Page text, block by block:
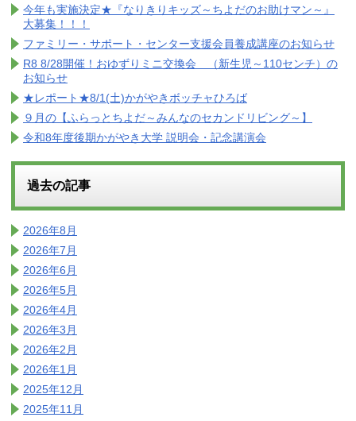
今年も実施決定★『なりきりキッズ～ちよだのお助けマン～』
大募集！！！
ファミリー・サポート・センター支援会員養成講座のお知らせ
R8 8/28開催！おゆずりミニ交換会 （新生児～110センチ）の
お知らせ
★レポート★8/1(土)かがやきボッチャひろば
９月の【ふらっとちよだ～みんなのセカンドリビング～】
令和8年度後期かがやき大学 説明会・記念講演会
過去の記事
2026年8月
2026年7月
2026年6月
2026年5月
2026年4月
2026年3月
2026年2月
2026年1月
2025年12月
2025年11月